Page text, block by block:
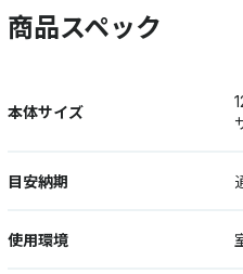
商品スペック
本体サイズ
目安納期
使用環境